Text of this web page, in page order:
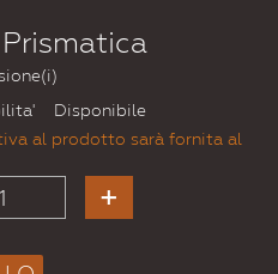
Disponibile
al prodotto sarà fornita al